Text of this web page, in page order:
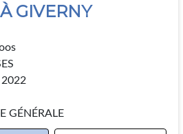
GIVERNY
GÉNÉRALE